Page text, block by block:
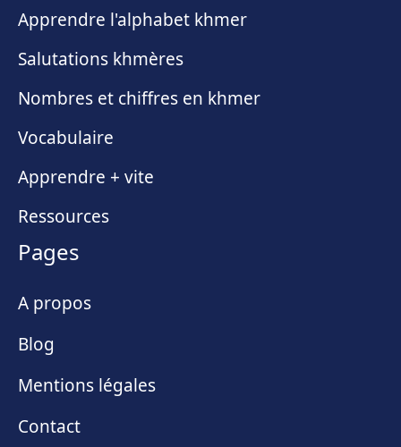
Apprendre l'alphabet khmer
Salutations khmères
Nombres et chiffres en khmer
Vocabulaire
Apprendre + vite
Ressources
Pages
A propos
Blog
Mentions légales
Contact